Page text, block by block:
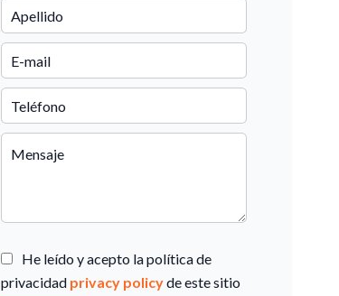
He leído y acepto la política de
privacidad privacy policyde este sitio